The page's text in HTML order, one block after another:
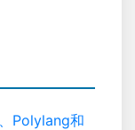
Polylang和